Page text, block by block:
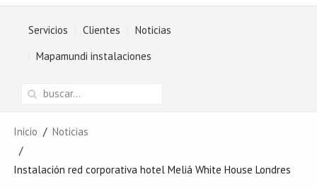
Servicios Clientes
Noticias
Mapamundi instalaciones
Inicio Noticias
Instalación red corporativa hotel Meliá White House Londres